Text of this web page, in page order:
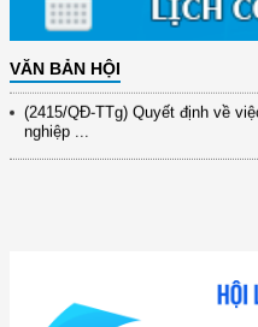
VĂN BẢN HỘI
(891/KH-ĐCT) Kế hoạch thực
(2415/QĐ-TTg) Quyết định về
nghiệp ...